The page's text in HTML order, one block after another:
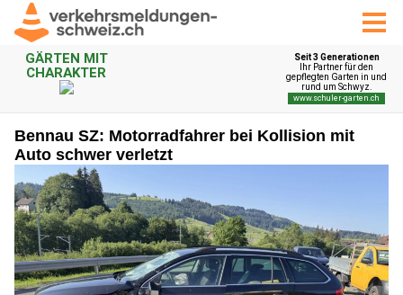
Bennau SZ: Motorradfahrer bei Kollision mit
Auto schwer verletzt